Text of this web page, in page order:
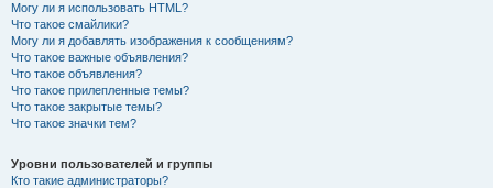
Могу ли я использовать HTML?
Что такое смайлики?
Могу ли я добавлять изображения к сообщениям?
Что такое важные объявления?
Что такое объявления?
Что такое прилепленные темы?
Что такое закрытые темы?
Что такое значки тем?
Уровни пользователей и группы
Кто такие администраторы?